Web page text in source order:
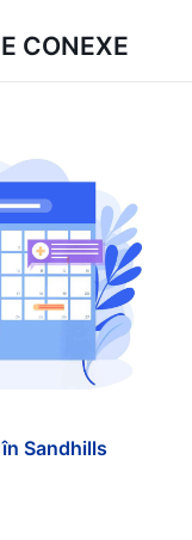
CONEXE
Sandhills